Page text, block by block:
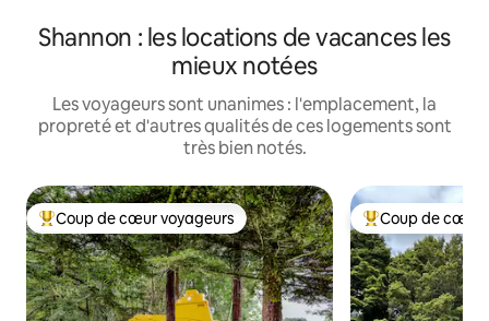
Shannon : les locations de vacances les
mieux notées
Les voyageurs sont unanimes : l'emplacement, la
propreté et d'autres qualités de ces logements sont
très bien notés.
Coup de cœur voyageurs parmi les plus aimés
Coup de cœur voyageurs Coup de cœur
Coup de cœur